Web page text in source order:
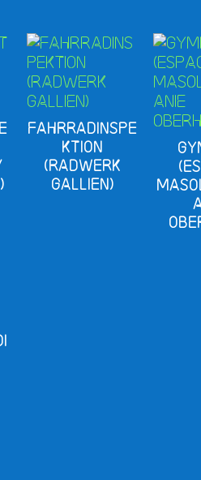
Fahrradinspe
ktion
(Radwerk
Gallien)